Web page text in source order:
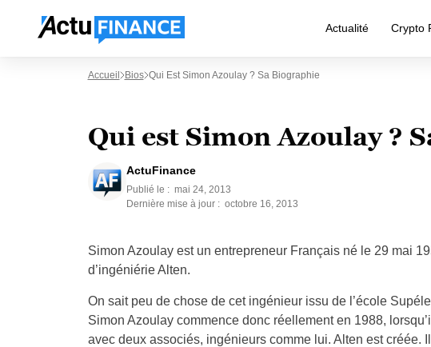
Actualité Crypto
Accueil Bios Qui Est Simon Azoulay ? Sa Biographie
Qui est Simon Azoulay ?
ActuFinance
Publié le : mai 24, 2013
Dernière mise à jour : octobre 16, 2013
Simon Azoulay est un entrepreneur Français né le 29 mai
d’ingéniérie Alten.
On sait peu de chose de cet ingénieur issu de l’école
Simon Azoulay commence donc réellement en 1988,
avec deux associés, ingénieurs comme lui. Alten est créée.